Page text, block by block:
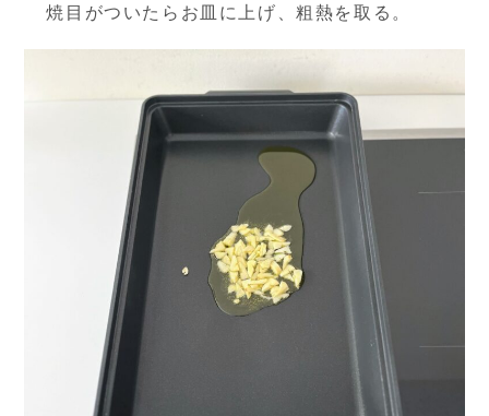
焼目がついたらお皿に上げ、粗熱を取る。